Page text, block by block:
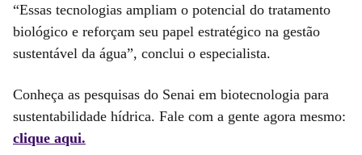
“Essas tecnologias ampliam o potencial do tratamento
biológico e reforçam seu papel estratégico na gestão
sustentável da água”, conclui o especialista.
Conheça as pesquisas do Senai em biotecnologia para
sustentabilidade hídrica. Fale com a gente agora mesmo:
clique aqui.